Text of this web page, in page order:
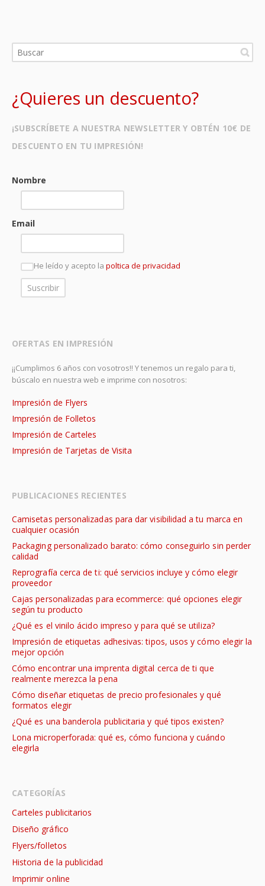
¿Quieres un descuento?
¡SUBSCRÍBETE A NUESTRA NEWSLETTER Y OBTÉN 10€ DE
DESCUENTO EN TU IMPRESIÓN!
Nombre
Email
He leído y acepto la poltica de privacidad
OFERTAS EN IMPRESIÓN
¡¡Cumplimos 6 años con vosotros!! Y tenemos un regalo para ti,
búscalo en nuestra web e imprime con nosotros:
Impresión de Flyers
Impresión de Folletos
Impresión de Carteles
Impresión de Tarjetas de Visita
PUBLICACIONES RECIENTES
Camisetas personalizadas para dar visibilidad a tu marca en
cualquier ocasión
Packaging personalizado barato: cómo conseguirlo sin perder
calidad
Reprografía cerca de ti: qué servicios incluye y cómo elegir
proveedor
Cajas personalizadas para ecommerce: qué opciones elegir
según tu producto
¿Qué es el vinilo ácido impreso y para qué se utiliza?
Impresión de etiquetas adhesivas: tipos, usos y cómo elegir la
mejor opción
Cómo encontrar una imprenta digital cerca de ti que
realmente merezca la pena
Cómo diseñar etiquetas de precio profesionales y qué
formatos elegir
¿Qué es una banderola publicitaria y qué tipos existen?
Lona microperforada: qué es, cómo funciona y cuándo
elegirla
CATEGORÍAS
Carteles publicitarios
Diseño gráfico
Flyers/folletos
Historia de la publicidad
Imprimir online